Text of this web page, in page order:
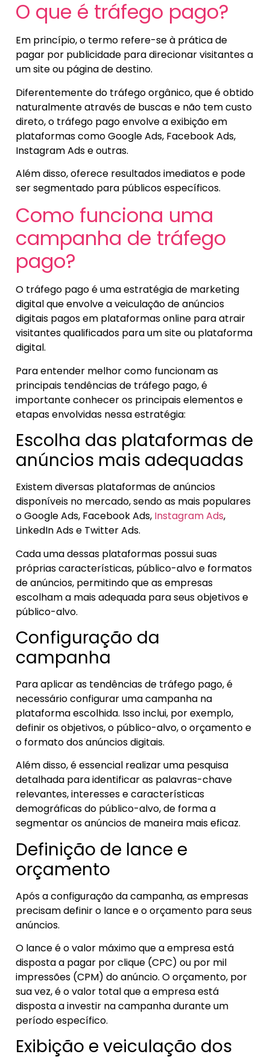
O que é tráfego pago?
Em princípio, o termo refere-se à prática de
pagar por publicidade para direcionar visitantes a
um site ou página de destino.
Diferentemente do tráfego orgânico, que é obtido
naturalmente através de buscas e não tem custo
direto, o tráfego pago envolve a exibição em
plataformas como Google Ads, Facebook Ads,
Instagram Ads e outras.
Além disso, oferece resultados imediatos e pode
ser segmentado para públicos específicos.
Como funciona uma
campanha de tráfego
pago?
O tráfego pago é uma estratégia de marketing
digital que envolve a veiculação de anúncios
digitais pagos em plataformas online para atrair
visitantes qualificados para um site ou plataforma
digital.
Para entender melhor como funcionam as
principais tendências de tráfego pago, é
importante conhecer os principais elementos e
etapas envolvidas nessa estratégia:
Escolha das plataformas de
anúncios mais adequadas
Existem diversas plataformas de anúncios
disponíveis no mercado, sendo as mais populares
o Google Ads, Facebook Ads, Instagram Ads,
LinkedIn Ads e Twitter Ads.
Cada uma dessas plataformas possui suas
próprias características, público-alvo e formatos
de anúncios, permitindo que as empresas
escolham a mais adequada para seus objetivos e
público-alvo.
Configuração da
campanha
Para aplicar as tendências de tráfego pago, é
necessário configurar uma campanha na
plataforma escolhida. Isso inclui, por exemplo,
definir os objetivos, o público-alvo, o orçamento e
o formato dos anúncios digitais.
Além disso, é essencial realizar uma pesquisa
detalhada para identificar as palavras-chave
relevantes, interesses e características
demográficas do público-alvo, de forma a
segmentar os anúncios de maneira mais eficaz.
Definição de lance e
orçamento
Após a configuração da campanha, as empresas
precisam definir o lance e o orçamento para seus
anúncios.
O lance é o valor máximo que a empresa está
disposta a pagar por clique (CPC) ou por mil
impressões (CPM) do anúncio. O orçamento, por
sua vez, é o valor total que a empresa está
disposta a investir na campanha durante um
período específico.
Exibição e veiculação dos